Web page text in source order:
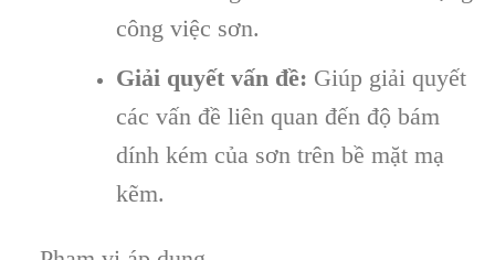
công việc sơn.
Giải quyết vấn đề: Giúp giải quyết
các vấn đề liên quan đến độ bám
dính kém của sơn trên bề mặt mạ
kẽm.